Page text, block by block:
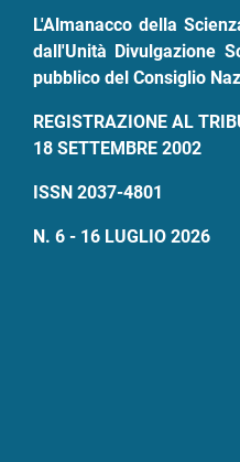
L'Almanacco della
dall'Unità Divulgazione
pubblico del Consiglio
REGISTRAZIONE AL
18 SETTEMBRE 2002
ISSN 2037-4801
N. 6 - 16 LUGLIO 2026